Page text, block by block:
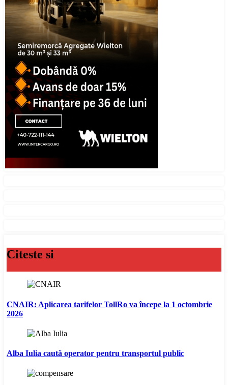
Citeste si
CNAIR: Aplicarea tarifelor TollRo va începe la 1 octombrie
2026
Alba Iulia caută operator pentru transportul public